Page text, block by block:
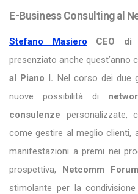
E-Business Consulting al
Stefano Masiero CEO di
presenziato anche quest’anno
al Piano I. Nel corso dei due
nuove possibilità di
consulenze personalizzate,
come gestire al meglio clienti,
manifestazioni a premi nei
prospettiva, Netcomm
stimolante per la